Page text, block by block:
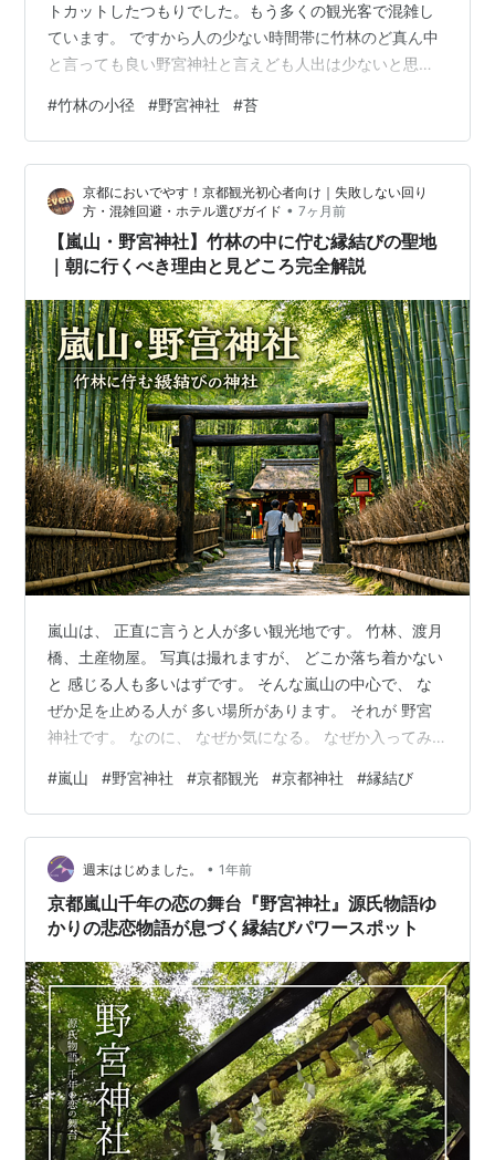
トカットしたつもりでした。もう多くの観光客で混雑し
ています。 ですから人の少ない時間帯に竹林のど真ん中
と言っても良い野宮神社と言えども人出は少ないと思っ
されていた後を補修したようです。とんでもないことで
す。 野宮神社の正面に建つ黒木の鳥居です。木の皮を剥
がさずに樹皮が付いたままのクヌギの木で作られていま
す。 竹で作られた神輿が展示されていました。 大山弁財
天です。 縁結びなんですね。 愛宕大神です。 御本殿で
すが、人が多くて正面から撮れません…
#竹林の小径 #野宮神社 #苔
京都においでやす！京都観光初心者向け｜失敗しない回り
方・混雑回避・ホテル選びガイド • 7ヶ月前
【嵐山・野宮神社】竹林の中に佇む縁結びの聖地
｜朝に行くべき理由と見どころ完全解説
嵐山は、 正直に言うと人が多い観光地です。 竹林、渡月
橋、土産物屋。 写真は撮れますが、 どこか落ち着かない
と 感じる人も多いはずです。 そんな嵐山の中心で、 な
ぜか足を止める人が 多い場所があります。 それが 野宮
神社です。 なのに、 なぜか気になる。 なぜか入ってみ
です。 竹林の小径の途中にある「境界の神社」という立
地 黒木鳥居が放つ、京都でも異質な存在感 縁結び神社と
して「軽く扱われない」理由 体験視点｜実際に参拝して
強く印象に残ったこと 派手さがないから選ばれる野宮神
社のお守り 野宮神社に専用駐車場はある？【注意点あ
り】 アクセスと…
#嵐山 #野宮神社 #京都観光 #京都神社 #縁結び
週末はじめました。 • 1年前
京都嵐山千年の恋の舞台『野宮神社』源氏物語ゆ
かりの悲恋物語が息づく縁結びパワースポット